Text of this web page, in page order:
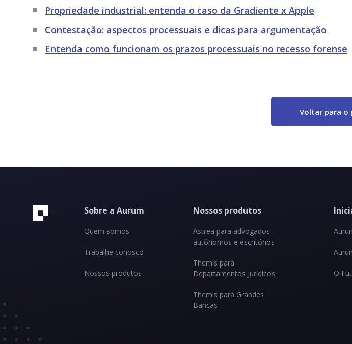
Propriedade industrial: entenda o caso da Gradiente x Apple
Contestação: aspectos processuais e dicas para argumentação
Entenda como funcionam os prazos processuais no recesso forense
Voltar para o
Sobre a Aurum
Quem somos
Trabalhe conosco
Nossos produtos
Nossos produtos
Astrea para advogados
autônomos e escritórios
Themis para
Departamentos Jurídicos
Themis para Grandes
Bancas
O